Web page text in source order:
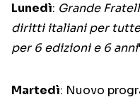
Lunedì: Grande
diritti italiani per
per 6 edizioni e 6 anni
Martedì: Nuovo